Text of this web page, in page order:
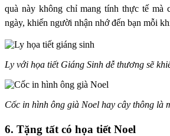
quà này không chỉ mang tính thực tế mà
ngày, khiến người nhận nhớ đến bạn mỗi
Ly với họa tiết Giáng Sinh dễ thương sẽ
Cốc in hình ông già Noel hay cây thông là
6. Tặng tất có họa tiết Noel